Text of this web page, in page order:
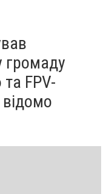
громаду
FPV-